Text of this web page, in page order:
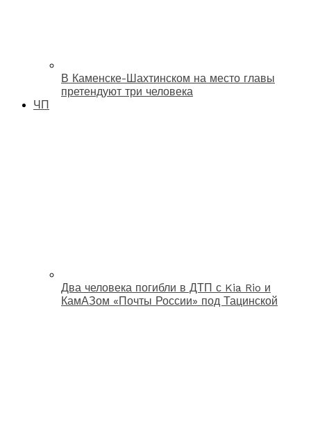
В Каменске-Шахтинском на место главы
претендуют три человека
ЧП
Два человека погибли в ДТП с Kia Rio и
КамАЗом «Почты России» под Тацинской